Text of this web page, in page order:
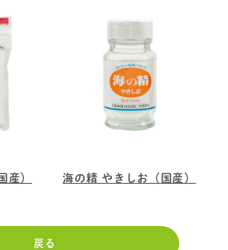
産） 海の精 やきしお（国産）
戻る